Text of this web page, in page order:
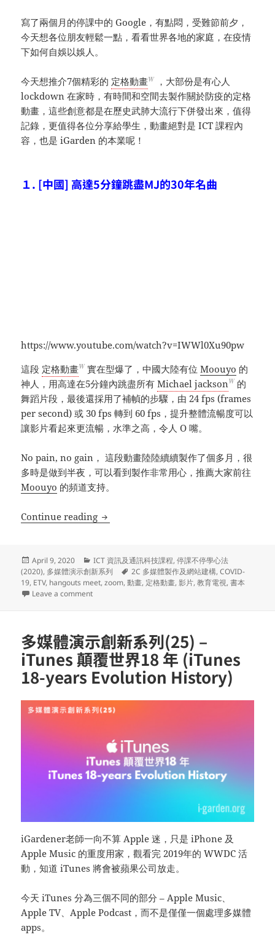
寫了兩個月的停課中的 Google，有點悶，受難節前夕，
今天想各位朋友輕鬆一點，看看世界各地的家庭，在疫情
下如何自娛以娛人。
今天想推介7個精彩的 定格動畫W
，大部份是有心人
lockdown 在家時，有時間和空間去製作關於防疫的定格
動畫，這些創意都是在歷史武肺大流行下併發出來，值得
記錄，更值得各位分享給學生，動畫絕對是 ICT 課程內
容，也是 iGarden 的本業呢！
１. [中國] 高達5分鐘跳盡MJ的30年名曲
https://www.youtube.com/watch?v=IWWl0Xu90pw
這段 定格動畫W 實在型爆了，中國大陸有位Moouyo 的
神人，用高達在5分鐘內跳盡所有Michael jacksonW 的
舞蹈片段，最後還採用了補幀的步驟，由 24 fps (frames
per second) 或 30 fps 轉到 60 fps，提升整體流暢度可以
讓影片看起來更流暢，水準之高，令人 O 嘴。
No pain, no gain， 這段動畫陸陸續續製作了個多月，很
多時是做到半夜，可以看到製作非常用心，推薦大家前往
Moouyo 的頻道支持。
Continue reading 多媒體演示創新系列(26) – 停課不停學
Posted
on
April 9, 2020 Categories
ICT 資訊及通訊科技課程,停課不停學心法
(2020), 多媒體演示創新系列 Tags
2C 多媒體製作及網站建構,COVID-
19, ETV, hangouts meet,zoom,動畫, 定格動畫,影片,教育電視,書本
Leave a commenton 多媒體演示創新系列(26) – 停課不停學心法 (廿三)
多媒體演示創新系列(25) –
iTunes 顛覆世界18 年 (iTunes
18-years Evolution History)
iGardener老師一向不算 Apple 迷，只是 iPhone 及
Apple Music 的重度用家，觀看完 2019年的 WWDC 活
動，知道 iTunes 將會被蘋果公司放走。
今天 iTunes 分為三個不同的部分 – Apple Music、
Apple TV、Apple Podcast，而不是僅僅一個處理多媒體
apps。